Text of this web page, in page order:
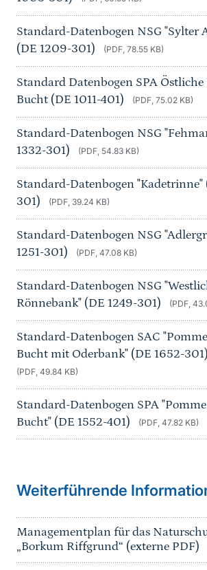
Standard-Datenbogen NSG "Sylter
(DE 1209-301)
(PDF, 78.55 KB)
Standard Datenbogen SPA Östliche
Bucht (DE 1011-401)
(PDF, 75.02 KB)
Standard-Datenbogen NSG
1332-301)
(PDF, 54.83 KB)
Standard-Datenbogen "Kadetrinne"
301)
(PDF, 39.24 KB)
Standard-Datenbogen NSG
1251-301)
(PDF, 47.08 KB)
Standard-Datenbogen NSG
Rönnebank" (DE 1249-301)
(PDF,
Standard-Datenbogen SAC
Bucht mit Oderbank" (DE 1652-301)
(PDF, 49.84 KB)
Standard-Datenbogen SPA
Bucht" (DE 1552-401)
(PDF, 47.82 KB)
Weiterführende
Managementplan für das
„Borkum Riffgrund“ (externe PDF)